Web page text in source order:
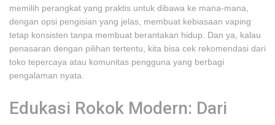
memilih perangkat yang praktis untuk dibawa ke mana-mana,
dengan opsi pengisian yang jelas, membuat kebiasaan vaping
tetap konsisten tanpa membuat berantakan hidup. Dan ya, kalau
penasaran dengan pilihan tertentu, kita bisa cek rekomendasi dari
toko tepercaya atau komunitas pengguna yang berbagi
pengalaman nyata.
Edukasi Rokok Modern: Dari